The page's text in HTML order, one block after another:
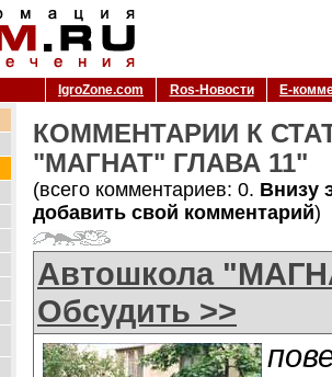
IgroZone.com Ros-Новости
Е-
КОММЕНТАРИИ К
"МАГНАТ" ГЛАВА 11"
(всего комментариев: 0. Внизу
добавить свой комментарий)
Автошкола
Обсудить >>